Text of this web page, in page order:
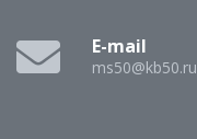
E-mail
ms50@kb50.ru